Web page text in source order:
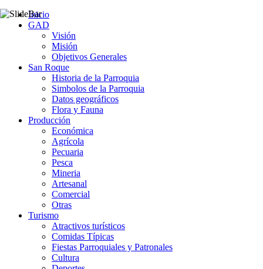
Inicio
GAD
Visión
Misión
Objetivos Generales
San Roque
Historia de la Parroquia
Simbolos de la Parroquia
Datos geográficos
Flora y Fauna
Producción
Económica
Agrícola
Pecuaria
Pesca
Mineria
Artesanal
Comercial
Otras
Turismo
Atractivos turísticos
Comidas Típicas
Fiestas Parroquiales y Patronales
Cultura